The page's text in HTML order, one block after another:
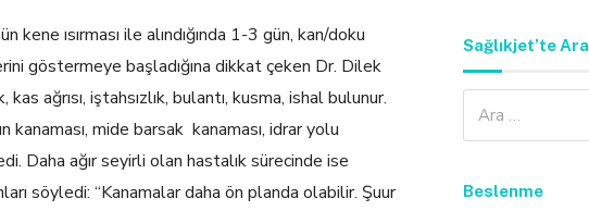
kene ısırması ile alındığında 1-3 gün, kan/doku
göstermeye başladığına dikkat çeken Dr. Dilek
ağrısı, iştahsızlık, bulantı, kusma, ishal bulunur.
kanaması, mide barsak kanaması, idrar yolu
Daha ağır seyirli olan hastalık sürecinde ise
söyledi: “Kanamalar daha ön planda olabilir. Şuur
Sağlıkjet’te Ara
Beslenme